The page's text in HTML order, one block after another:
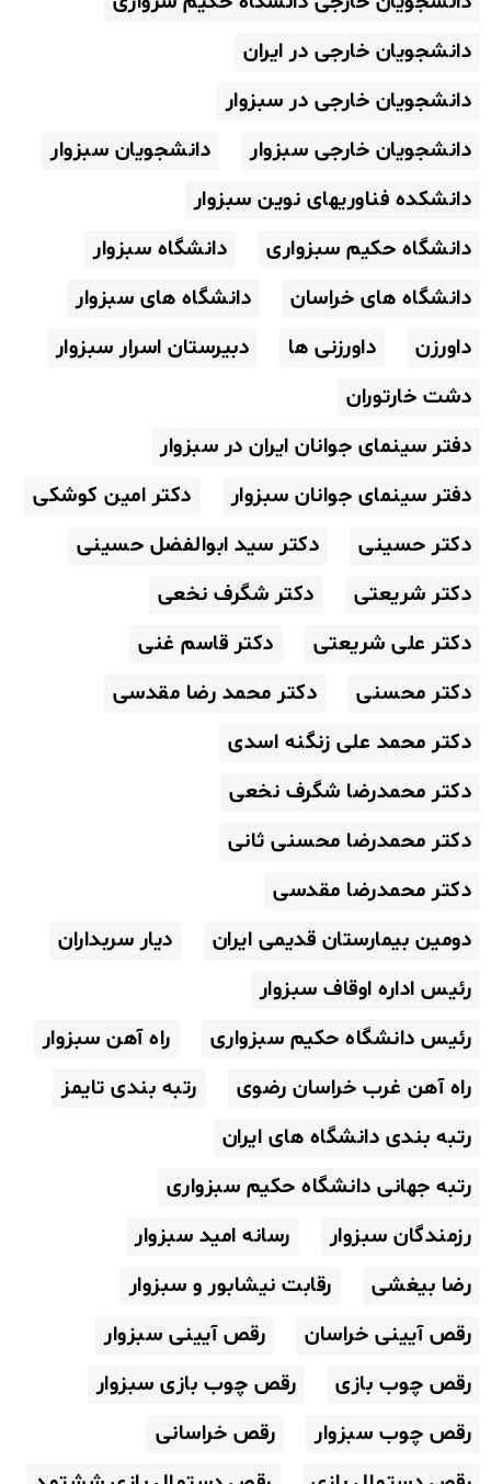
دانشجویان خارجی در ایران
دانشجویان خارجی در سبزوار
دانشجویان خارجی سبزوار
دانشجویان سبزوار
دانشکده فناوریهای نوین سبزوار
دانشگاه حکیم سبزواری
دانشگاه سبزوار
دانشگاه های خراسان
دانشگاه های سبزوار
داورزن
داورزنی ها
دبیرستان اسرار سبزوار
دشت خارتوران
دفتر سینمای جوانان ایران در سبزوار
دفتر سینمای جوانان سبزوار
دکتر امین کوشکی
دکتر حسینی
دکتر سید ابوالفضل حسینی
دکتر شریعتی
دکتر شگرف نخعی
دکتر علی شریعتی
دکتر قاسم غنی
دکتر محسنی
دکتر محمد رضا مقدسی
دکتر محمد علی زنگنه اسدی
دکتر محمدرضا شگرف نخعی
دکتر محمدرضا محسنی ثانی
دکتر محمدرضا مقدسی
دومین بیمارستان قدیمی ایران
دیار سربداران
رئیس اداره اوقاف سبزوار
رئیس دانشگاه حکیم سبزواری
راه آهن سبزوار
راه آهن غرب خراسان رضوی
رتبه بندی تایمز
رتبه بندی دانشگاه های ایران
رتبه جهانی دانشگاه حکیم سبزواری
رزمندگان سبزوار
رسانه امید سبزوار
رضا بیغشی
رقابت نیشابور و سبزوار
رقص آیینی خراسان
رقص آیینی سبزوار
رقص چوب بازی
رقص چوب بازی سبزوار
رقص چوب سبزوار
رقص خراسانی